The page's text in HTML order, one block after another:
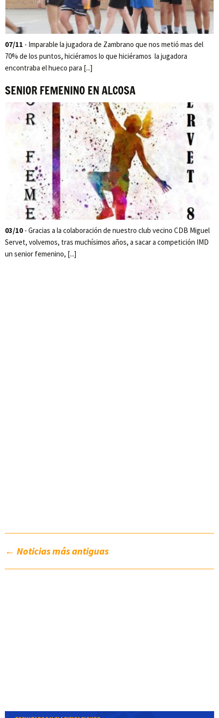
07/11 - Imparable la jugadora de Zambrano que nos metió mas del
70% de los puntos, hiciéramos lo que hiciéramos la jugadora
encontraba el hueco para [...]
SENIOR FEMENINO EN ALCOSA
03/10 - Gracias a la colaboración de nuestro club vecino CDB Miguel
Servet, volvemos, tras muchísimos años, a sacar a competición IMD
un senior femenino, [...]
← Noticias más antiguas